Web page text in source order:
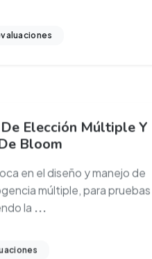
Elección Múltiple Y
Bloom
en el diseño y manejo de
múltiple, para pruebas
la